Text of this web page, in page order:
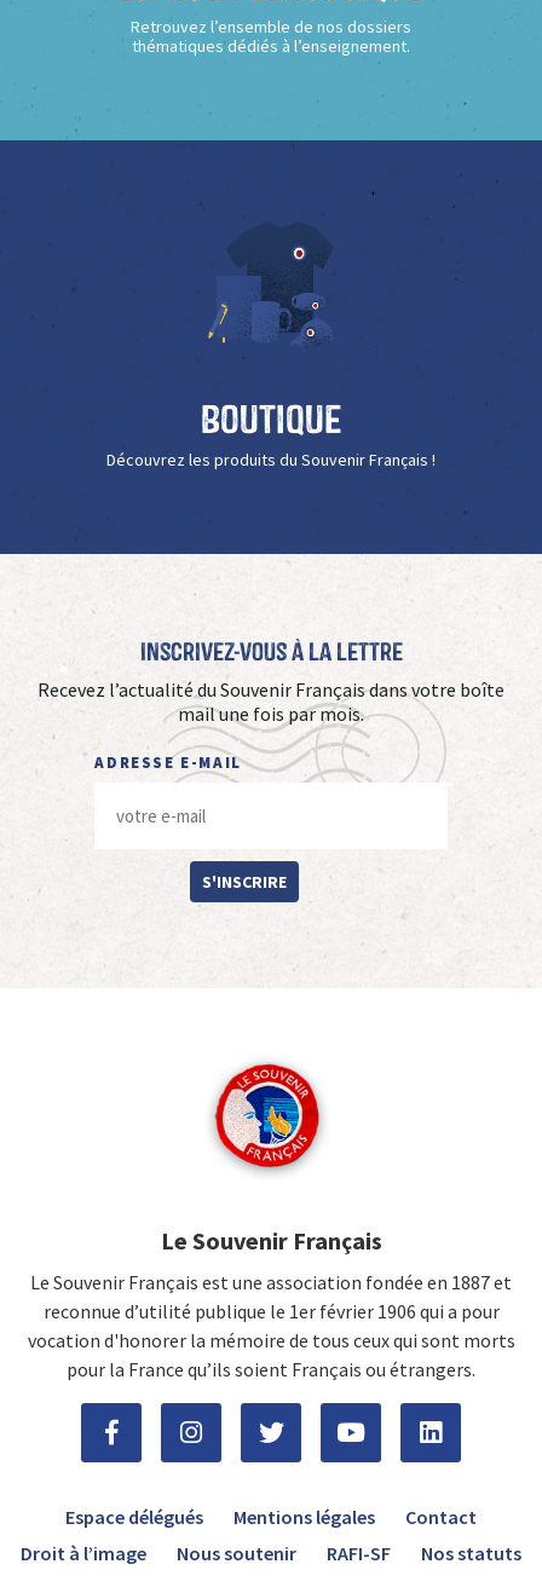
Retrouvez l’ensemble de nos dossiers
thématiques dédiés à l’enseignement.
Boutique
Découvrez les produits du Souvenir Français !
Inscrivez-vous à La Lettre
Recevez l’actualité du Souvenir Français dans votre boîte
mail une fois par mois.
ADRESSE E-MAIL
S'INSCRIRE
Le Souvenir Français
Le Souvenir Français est une association fondée en 1887 et
reconnue d’utilité publique le 1er février 1906 qui a pour
vocation d'honorer la mémoire de tous ceux qui sont morts
pour la France qu’ils soient Français ou étrangers.
Espace délégués Mentions légales
Contact
Droit à l’image
Nous soutenir RAFI-SF Nos statuts